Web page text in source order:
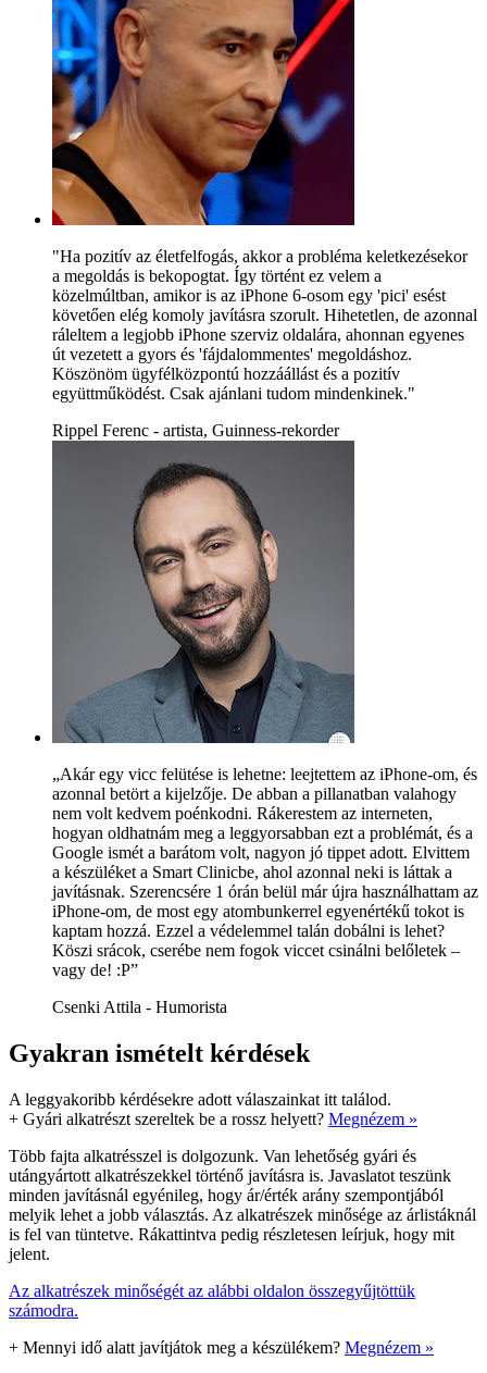
"Ha pozitív az életfelfogás, akkor a probléma keletkezésekor
a megoldás is bekopogtat. Így történt ez velem a
közelmúltban, amikor is az iPhone 6-osom egy 'pici' esést
követően elég komoly javításra szorult. Hihetetlen, de azonnal
ráleltem a legjobb iPhone szerviz oldalára, ahonnan egyenes
út vezetett a gyors és 'fájdalommentes' megoldáshoz.
Köszönöm ügyfélközpontú hozzáállást és a pozitív
együttműködést. Csak ajánlani tudom mindenkinek."
Rippel Ferenc - artista, Guinness-rekorder
„Akár egy vicc felütése is lehetne: leejtettem az iPhone-om, és
azonnal betört a kijelzője. De abban a pillanatban valahogy
nem volt kedvem poénkodni. Rákerestem az interneten,
hogyan oldhatnám meg a leggyorsabban ezt a problémát, és a
Google ismét a barátom volt, nagyon jó tippet adott. Elvittem
a készüléket a Smart Clinicbe, ahol azonnal neki is láttak a
javításnak. Szerencsére 1 órán belül már újra használhattam az
iPhone-om, de most egy atombunkerrel egyenértékű tokot is
kaptam hozzá. Ezzel a védelemmel talán dobálni is lehet?
Köszi srácok, cserébe nem fogok viccet csinálni belőletek –
vagy de! :P”
Csenki Attila - Humorista
Gyakran ismételt kérdések
A leggyakoribb kérdésekre adott válaszainkat itt találod.
+ Gyári alkatrészt szereltek be a rossz helyett? Megnézem »
Több fajta alkatrésszel is dolgozunk. Van lehetőség gyári és
utángyártott alkatrészekkel történő javításra is. Javaslatot teszünk
minden javításnál egyénileg, hogy ár/érték arány szempontjából
melyik lehet a jobb választás. Az alkatrészek minősége az árlistáknál
is fel van tüntetve. Rákattintva pedig részletesen leírjuk, hogy mit
jelent.
Az alkatrészek minőségét az alábbi oldalon összegyűjtöttük
számodra.
+ Mennyi idő alatt javítjátok meg a készülékem? Megnézem »